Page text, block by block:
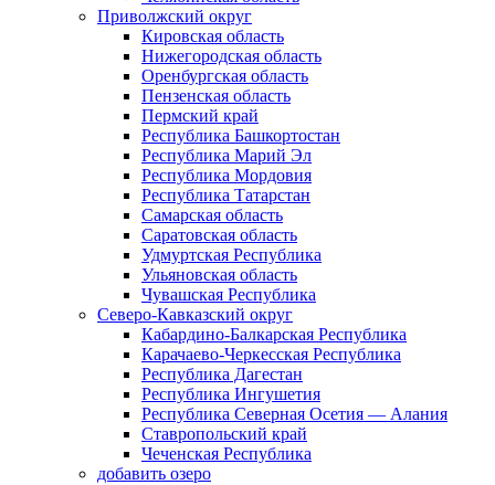
Приволжский округ
Кировская область
Нижегородская область
Оренбургская область
Пензенская область
Пермский край
Республика Башкортостан
Республика Марий Эл
Республика Мордовия
Республика Татарстан
Самарская область
Саратовская область
Удмуртская Республика
Ульяновская область
Чувашская Республика
Северо-Кавказский округ
Кабардино-Балкарская Республика
Карачаево-Черкесская Республика
Республика Дагестан
Республика Ингушетия
Республика Северная Осетия — Алания
Ставропольский край
Чеченская Республика
добавить озеро